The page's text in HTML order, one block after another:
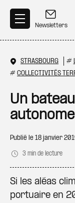
Newsletters
STRASBOURG #
# COLLECTIVITÉS
Un
autonome
Publié le 18 janvier
3 min de lecture
Si les aléas
portuaire en